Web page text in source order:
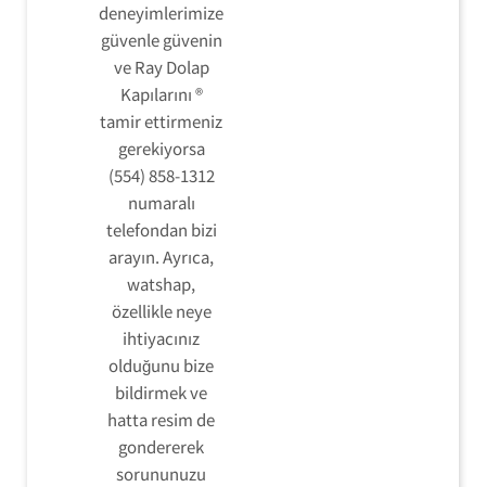
deneyimlerimize
güvenle güvenin
ve Ray Dolap
Kapılarını ®
tamir ettirmeniz
gerekiyorsa
(554) 858-1312
numaralı
telefondan bizi
arayın. Ayrıca,
watshap,
özellikle neye
ihtiyacınız
olduğunu bize
bildirmek ve
hatta resim de
gondererek
sorununuzu